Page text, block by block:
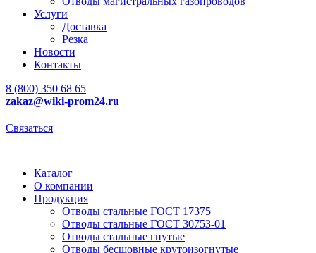
Услуги
Доставка
Резка
Новости
Контакты
8 (800) 350 68 65
zakaz@wiki-prom24.ru
Связаться
Каталог
О компании
Продукция
Отводы стальные ГОСТ 17375
Отводы стальные ГОСТ 30753-01
Отводы стальные гнутые
Отводы бесшовные крутоизогнутые